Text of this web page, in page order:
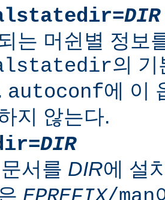
DIR
는 머쉰별 정보
의
autoconf에 이
지 않는다.
DIR
서를 DIR에 설